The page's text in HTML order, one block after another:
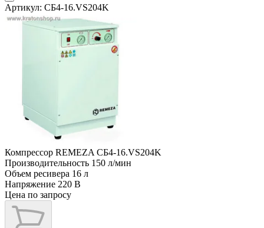
Артикул: СБ4-16.VS204K
Компрессор REMEZA СБ4-16.VS204K
Производительность 150 л/мин
Объем ресивера 16 л
Напряжение 220 В
Цена по запросу